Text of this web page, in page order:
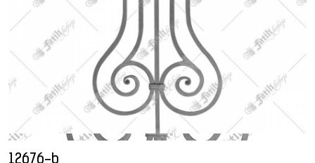
12676-b